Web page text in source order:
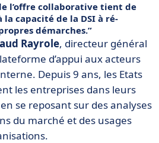
l’offre collaborative tient de
la capacité de la DSI à ré-
démarches.
Rayrole, directeur général
d’appui aux acteurs
Depuis 9 ans, les Etats
les entreprises dans leurs
se reposant sur des analyses
du marché et des usages